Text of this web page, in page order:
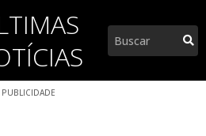
Pesquisar
PUBLICIDADE